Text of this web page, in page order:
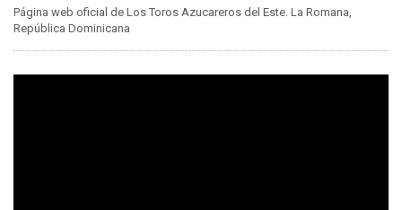
Página web oficial de Los Toros Azucareros del Este. La Romana,
República Dominicana